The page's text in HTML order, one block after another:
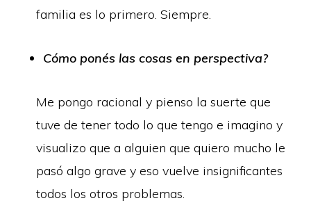
familia es lo primero. Siempre.
Cómo ponés las cosas en perspectiva?
Me pongo racional y pienso la suerte que
tuve de tener todo lo que tengo e imagino y
visualizo que a alguien que quiero mucho le
pasó algo grave y eso vuelve insignificantes
todos los otros problemas.